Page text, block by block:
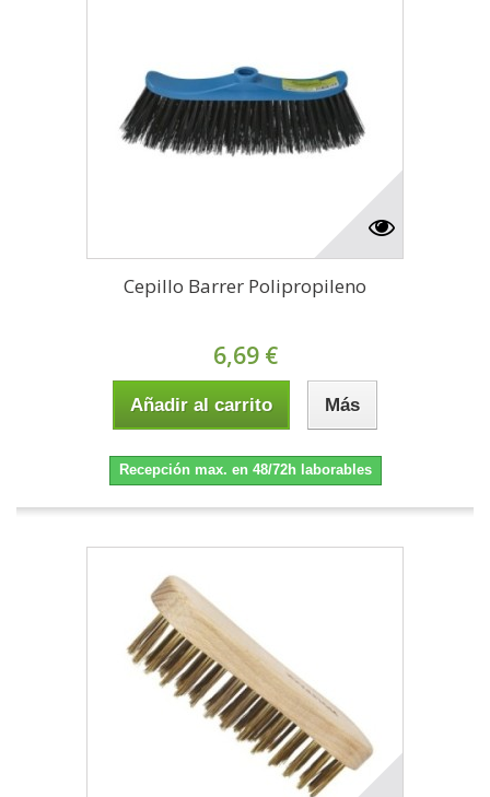
Cepillo Barrer Polipropileno
6,69 €
Añadir al carrito Más
Recepción max. en 48/72h laborables